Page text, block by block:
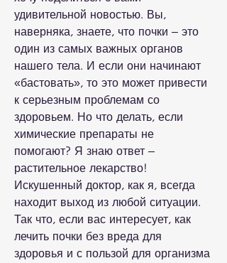
удивительной новостью. Вы,
наверняка, знаете, что почки – это
один из самых важных органов
нашего тела. И если они начинают
«бастовать», то это может привести
к серьезным проблемам со
здоровьем. Но что делать, если
химические препараты не
помогают? Я знаю ответ –
растительное лекарство!
Искушенный доктор, как я, всегда
находит выход из любой ситуации.
Так что, если вас интересует, как
лечить почки без вреда для
здоровья и с пользой для организма